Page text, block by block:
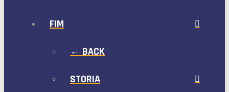
FIM
← BACK
STORIA